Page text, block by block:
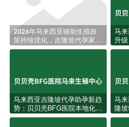
2026年马来西亚辅助生殖政
策持续优化，吉隆坡代孕家庭
迎来更多跨境选择
马
升
应
马来西亚吉隆坡代孕助孕新趋
势：贝贝壳BFG医院本地化服
务全面升级
马
隆
更